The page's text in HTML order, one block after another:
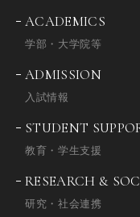
ACADEMICS
学部・大学院等
ADMISSION
入試情報
STUDENT
教育・学生支援
RESEARCH &
研究・社会連携